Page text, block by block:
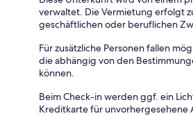
verwaltet. Die Vermietung erfolgt
geschäftlichen oder beruflichen
Für zusätzliche Personen fallen
die abhängig von den
können.
Beim Check-in werden ggf. ein
Kreditkarte für